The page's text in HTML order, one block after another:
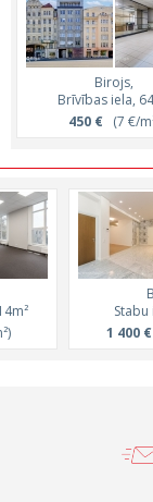
Birojs,
Brīvības iela,
450 € (7 €/
Stabu
1 400 €